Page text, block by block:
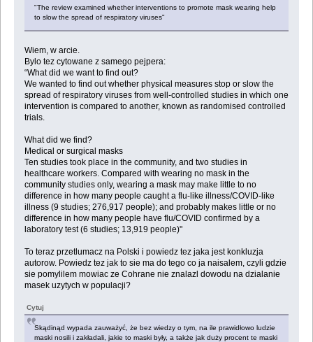
"The review examined whether interventions to promote mask wearing help
to slow the spread of respiratory viruses"
Wiem, w arcie.
Bylo tez cytowane z samego pejpera:
“What did we want to find out?
We wanted to find out whether physical measures stop or slow the
spread of respiratory viruses from well‐controlled studies in which one
intervention is compared to another, known as randomised controlled
trials.
What did we find?
Medical or surgical masks
Ten studies took place in the community, and two studies in
healthcare workers. Compared with wearing no mask in the
community studies only, wearing a mask may make little to no
difference in how many people caught a flu‐like illness/COVID‐like
illness (9 studies; 276,917 people); and probably makes little or no
difference in how many people have flu/COVID confirmed by a
laboratory test (6 studies; 13,919 people)"
To teraz przetlumacz na Polski i powiedz tez jaka jest konkluzja
autorow. Powiedz tez jak to sie ma do tego co ja naisalem, czyli gdzie
sie pomylilem mowiac ze Cohrane nie znalazl dowodu na dzialanie
masek uzytych w populacji?
Cytuj
Skądinąd wypada zauważyć, że bez wiedzy o tym, na ile prawidłowo ludzie
maski nosili i zakładali, jakie to maski były, a także jak duży procent te maski